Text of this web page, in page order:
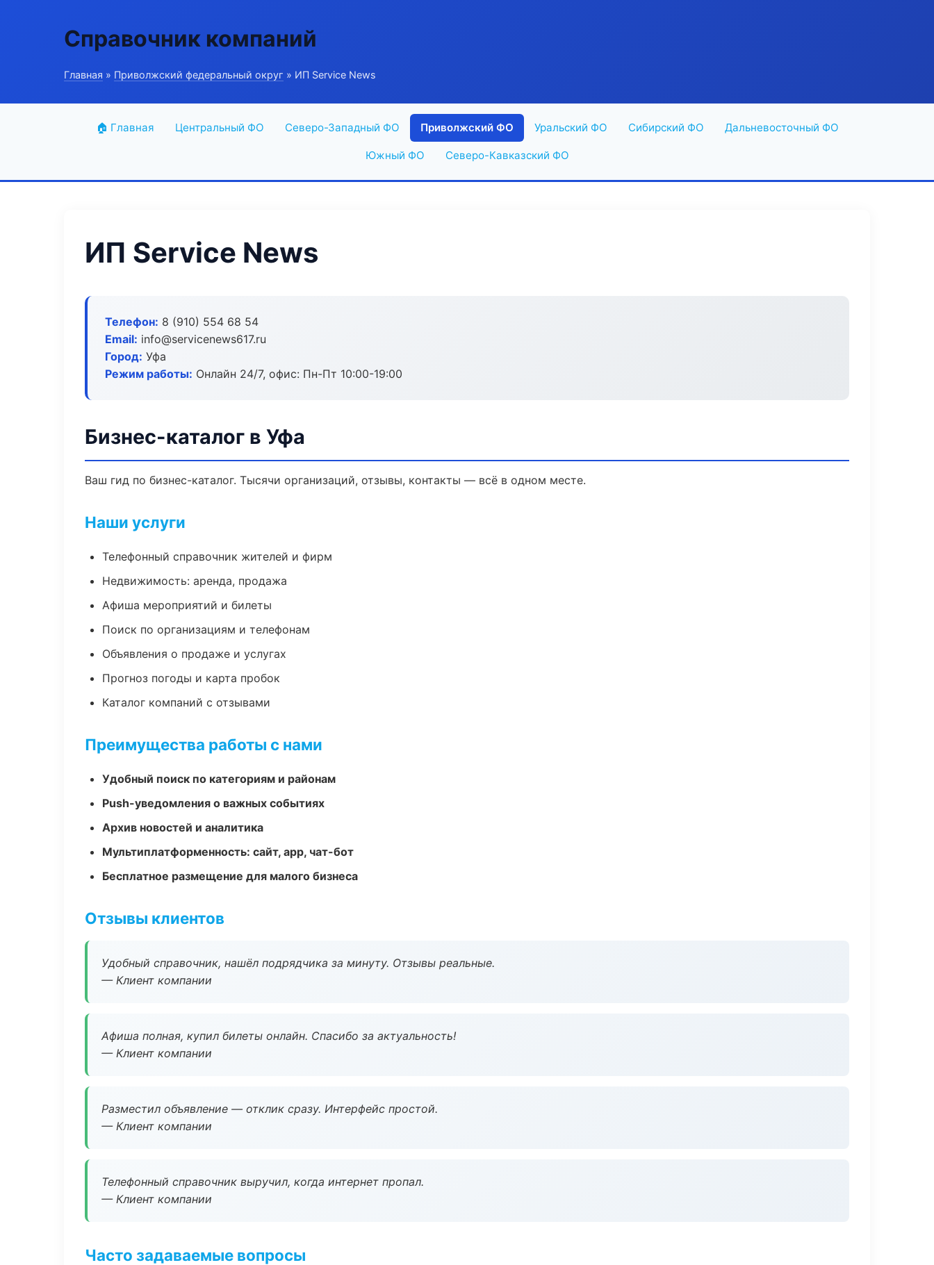
Справочник компаний
Главная » Приволжский федеральный округ » ИП Service News
🏠 Главная Центральный ФО Северо-Западный ФО Приволжский ФО Уральский ФО Сибирский ФО Дальневосточный ФО
Южный ФО Северо-Кавказский ФО
ИП Service News
Телефон: 8 (910) 554 68 54
Email: info@servicenews617.ru
Город: Уфа
Режим работы: Онлайн 24/7, офис: Пн-Пт 10:00-19:00
Бизнес-каталог в Уфа
Ваш гид по бизнес-каталог. Тысячи организаций, отзывы, контакты — всё в одном месте.
Наши услуги
Телефонный справочник жителей и фирм
Недвижимость: аренда, продажа
Афиша мероприятий и билеты
Поиск по организациям и телефонам
Объявления о продаже и услугах
Прогноз погоды и карта пробок
Каталог компаний с отзывами
Преимущества работы с нами
Удобный поиск по категориям и районам
Push-уведомления о важных событиях
Архив новостей и аналитика
Мультиплатформенность: сайт, app, чат-бот
Бесплатное размещение для малого бизнеса
Отзывы клиентов
Удобный справочник, нашёл подрядчика за минуту. Отзывы реальные.
— Клиент компании
Афиша полная, купил билеты онлайн. Спасибо за актуальность!
— Клиент компании
Разместил объявление — отклик сразу. Интерфейс простой.
— Клиент компании
Телефонный справочник выручил, когда интернет пропал.
— Клиент компании
Часто задаваемые вопросы